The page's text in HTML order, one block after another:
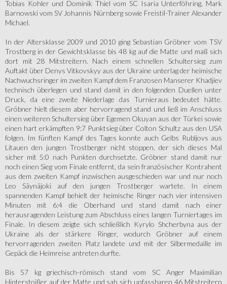
Tobias Kohler und Dominik Thiel vom SC Isaria Unterföhring, Mark
Barnowski vom SV Johannis Nürnberg sowie Freistil-Trainer Alexander
Michael.
In der Altersklasse 2009 und 2010 ging Sebastian Gröbner vom TSV
Trostberg in der Gewichtsklasse bis 48 kg auf die Matte und maß sich
dort mit 28 Mitstreitern. Nach einem schnellen Schultersieg zum
Auftakt über Denys Vitkovskyy aus der Ukraine unterlag der heimische
Nachwuchsringer im zweiten Kampf dem Franzosen Manserer Khadjiev
technisch überlegen und stand damit in den folgenden Duellen unter
Druck, da eine zweite Niederlage das Turnieraus bedeutet hätte.
Gröbner hielt diesem aber hervorragend stand und ließ im Anschluss
einen weiteren Schultersieg über Egemen Okuyan aus der Türkei sowie
einen hart erkämpften 9:7 Punktsieg über Colton Schultz aus den USA
folgen. Im fünften Kampf des Tages konnte auch Gelbs Rubljovs aus
Litauen den jungen Trostberger nicht stoppen, der sich dieses Mal
sicher mit 5:0 nach Punkten durchsetzte. Gröbner stand damit nur
noch einen Sieg vom Finale entfernt, da sein französischer Kontrahent
aus dem zweiten Kampf inzwischen ausgeschieden war und nur noch
Leo Säynäjoki auf den jungen Trostberger wartete. In einem
spannenden Kampf behielt der heimische Ringer nach vier intensiven
Minuten mit 6:4 die Oberhand und stand damit nach einer
herausragenden Leistung zum Abschluss eines langen Turniertages im
Finale. In diesem zeigte sich schließlich Kyrylo Shcherbyna aus der
Ukraine als der stärkere Ringer, wodurch Gröbner auf einem
hervorragenden zweiten Platz landete und mit der Silbermedaille im
Gepäck die Heimreise antreten durfte.
Bis 57 kg griechisch-römisch stand vom SC Anger Maximilian
Hinterstoißer auf der Matte und sah sich unfassbaren 46 Mitstreitern